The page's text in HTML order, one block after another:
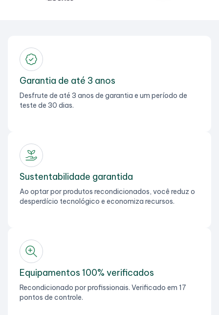
Garantia de até 3 anos
Desfrute de até 3 anos de garantia e um período de
teste de 30 dias.
Sustentabilidade garantida
Ao optar por produtos recondicionados, você reduz o
desperdício tecnológico e economiza recursos.
Equipamentos 100% verificados
Recondicionado por profissionais. Verificado em 17
pontos de controle.